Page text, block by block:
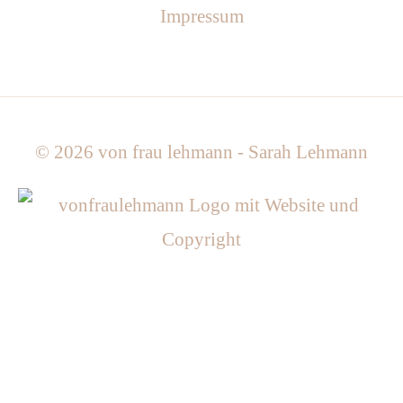
Impressum
© 2026 von frau lehmann - Sarah Lehmann